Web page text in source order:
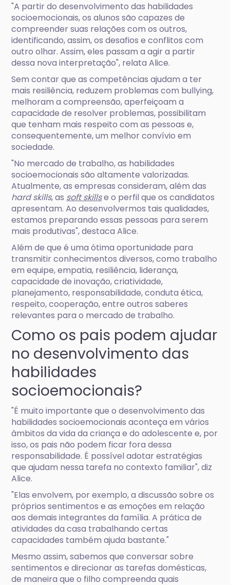
"A partir do desenvolvimento das habilidades
socioemocionais, os alunos são capazes de
compreender suas relações com os outros,
identificando, assim, os desafios e conflitos com
outro olhar. Assim, eles passam a agir a partir
dessa nova interpretação", relata Alice.
Sem contar que as competências ajudam a ter
mais resiliência, reduzem problemas com bullying,
melhoram a compreensão, aperfeiçoam a
capacidade de resolver problemas, possibilitam
que tenham mais respeito com as pessoas e,
consequentemente, um melhor convívio em
sociedade.
"No mercado de trabalho, as habilidades
socioemocionais são altamente valorizadas.
Atualmente, as empresas consideram, além das
hard skills, as soft skillse o perfil que os candidatos
apresentam. Ao desenvolvermos tais qualidades,
estamos preparando essas pessoas para serem
mais produtivas", destaca Alice.
Além de que é uma ótima oportunidade para
transmitir conhecimentos diversos, como trabalho
em equipe, empatia, resiliência, liderança,
capacidade de inovação, criatividade,
planejamento, responsabilidade, conduta ética,
respeito, cooperação, entre outros saberes
relevantes para o mercado de trabalho.
Como os pais podem ajudar
no desenvolvimento das
habilidades
socioemocionais?
"É muito importante que o desenvolvimento das
habilidades socioemocionais aconteça em vários
âmbitos da vida da criança e do adolescente e, por
isso, os pais não podem ficar fora dessa
responsabilidade. É possível adotar estratégias
que ajudam nessa tarefa no contexto familiar", diz
Alice.
"Elas envolvem, por exemplo, a discussão sobre os
próprios sentimentos e as emoções em relação
aos demais integrantes da família. A prática de
atividades da casa trabalhando certas
capacidades também ajuda bastante."
Mesmo assim, sabemos que conversar sobre
sentimentos e direcionar as tarefas domésticas,
de maneira que o filho compreenda quais